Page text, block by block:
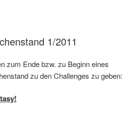
1/2011
zum Ende bzw. zu Beginn eines
zu den Challenges zu geben: